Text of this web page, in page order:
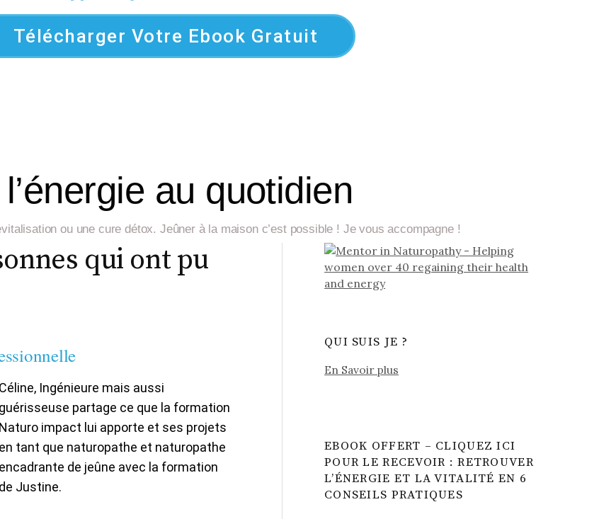
Télécharger Votre Ebook Gratuit
au quotidien
ou une cure détox. Jeûner à la maison c’est possible ! Je vous accompagne !
qui ont pu
Céline, Ingénieure mais aussi
guérisseuse partage ce que la formation
Naturo impact lui apporte et ses projets
en tant que naturopathe et naturopathe
encadrante de jeûne avec la formation
de Justine.
QUI SUIS JE ?
En Savoir plus
EBOOK OFFERT – CLIQUEZ ICI
POUR LE RECEVOIR : RETROUVER
L’ÉNERGIE ET LA VITALITÉ EN 6
CONSEILS PRATIQUES